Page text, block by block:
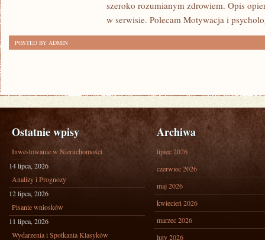
szeroko rozumianym zdrowiem. Opis
w serwisie. Polecam Motywacja i
POSTED BY ADMIN
Ostatnie wpisy
Inwestowanie w Nieruchomości
14 lipca, 2026
Analizy i Prognozy
12 lipca, 2026
Pisanie wniosków
11 lipca, 2026
Wydarzenia i Spotkania Klasyków
Archiwa
lipiec 2026
czerwiec 2026
maj 2026
kwiecień 2026
marzec 2026
luty 2026